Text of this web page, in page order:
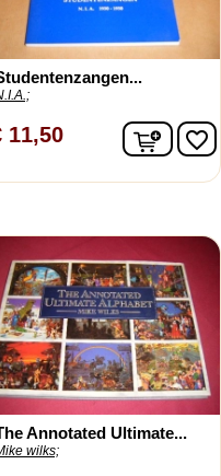
11,50 Infavorite_border
Annotated Ultimate...
wilks;